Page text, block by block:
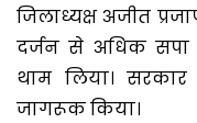
जिलाध्यक्ष अजीत
दर्जन से अधिक सपा
थाम लिया।
जागरूक किया।